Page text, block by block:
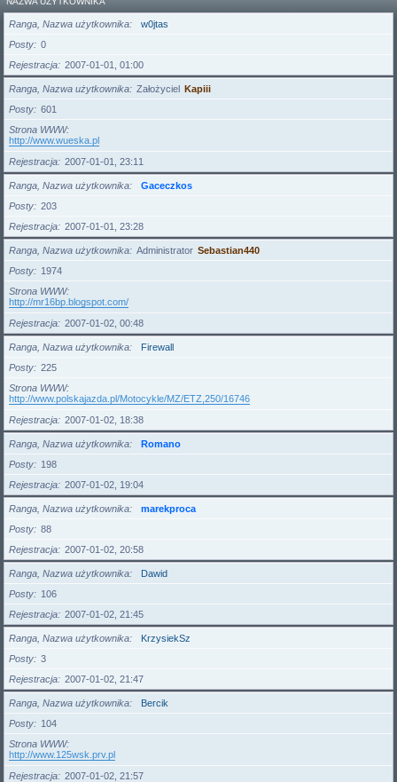
Ranga, Nazwa użytkownika
w0jtas
Posty
0
Rejestracja
2007-01-01, 01:00
Ranga, Nazwa użytkownika Założyciel Kapiii
Posty
601
Strona WWW
http://www.wueska.pl
Rejestracja
2007-01-01, 23:11
Ranga, Nazwa użytkownika
Gaceczkos
Posty
203
Rejestracja
2007-01-01, 23:28
Ranga, Nazwa użytkownika Administrator Sebastian440
Posty
1974
Strona WWW
http://mr16bp.blogspot.com/
Rejestracja
2007-01-02, 00:48
Ranga, Nazwa użytkownika
Firewall
Posty
225
Strona WWW
http://www.polskajazda.pl/Motocykle/MZ/ETZ,250/16746
Rejestracja
2007-01-02, 18:38
Ranga, Nazwa użytkownika
Romano
Posty
198
Rejestracja
2007-01-02, 19:04
Ranga, Nazwa użytkownika
marekproca
Posty
88
Rejestracja
2007-01-02, 20:58
Ranga, Nazwa użytkownika
Dawid
Posty
106
Rejestracja
2007-01-02, 21:45
Ranga, Nazwa użytkownika
KrzysiekSz
Posty
3
Rejestracja
2007-01-02, 21:47
Ranga, Nazwa użytkownika
Bercik
Posty
104
Strona WWW
http://www.125wsk.prv.pl
Rejestracja
2007-01-02, 21:57